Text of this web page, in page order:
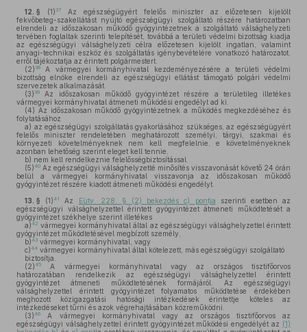
12. § (1) 37Az egészségügyért felelős miniszter az előzetesen kijelölt
fekvőbeteg-szakellátást nyújtó egészségügyi szolgáltató részére határozatban
elrendeli az időszakosan működő gyógyintézetnek a szolgáltató válsághelyzeti
tervében foglaltak szerinti telepítését, továbbá a területi védelmi bizottság kiadja
az egészségügyi válsághelyzeti célra előzetesen kijelölt ingatlan, valamint
anyagi-technikai eszköz és szolgáltatás igénybevételére vonatkozó határozatot,
erről tájékoztatja az érintett polgármestert.
(2) 38
A vármegyei kormányhivatal kezdeményezésére a területi védelmi
bizottság elnöke elrendeli az egészségügyi ellátást támogató polgári védelmi
szervezetek alkalmazását.
(3) 39
Az időszakosan működő gyógyintézet részére a területileg illetékes
vármegyei kormányhivatal átmeneti működési engedélyt ad ki.
(4) Az időszakosan működő gyógyintézetnek a működés megkezdéséhez és
folytatásához
a) az egészségügyi szolgáltatás gyakorlásához szükséges, az egészségügyért
felelős miniszter rendeletében meghatározott személyi, tárgyi, szakmai és
környezeti követelményeknek nem kell megfelelnie, e követelményeknek
azonban lehetőség szerint eleget kell tennie,
b) nem kell rendelkeznie felelősségbiztosítással.
(5)40 Az egészségügyi válsághelyzetté minősítés visszavonását követő 24 órán
belül a vármegyei kormányhivatal visszavonja az időszakosan működő
gyógyintézet részére kiadott átmeneti működési engedélyt.
13. § (1)41 Az Eütv. 228. § (2) bekezdés c) pontja szerinti esetben az
egészségügyi válsághelyzettel érintett gyógyintézet átmeneti működtetését a
gyógyintézet székhelye szerint illetékes
a)42 vármegyei kormányhivatal által az egészségügyi válsághelyzettel érintett
gyógyintézet működtetésével megbízott személy,
b)43 vármegyei kormányhivatal, vagy
c)44 vármegyei kormányhivatal által kötelezett, más egészségügyi szolgáltató
biztosítja.
(2)45
A vármegyei kormányhivatal vagy az országos tisztifőorvos
határozatában rendelkezik az egészségügyi válsághelyzettel érintett
gyógyintézet átmeneti működtetésének formájáról. Az egészségügyi
válsághelyzettel érintett gyógyintézet folyamatos működtetése érdekében
meghozott közigazgatási hatósági intézkedések érintettje köteles az
intézkedéseket tűrni és azok végrehajtásában közreműködni.
(3)46
A vármegyei kormányhivatal vagy az országos tisztifőorvos az
egészségügyi válsághelyzettel érintett gyógyintézet működési engedélyét az (1)